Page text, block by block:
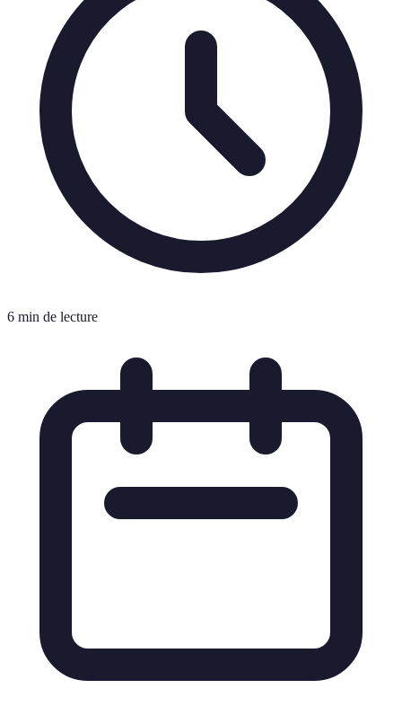
6 min de lecture